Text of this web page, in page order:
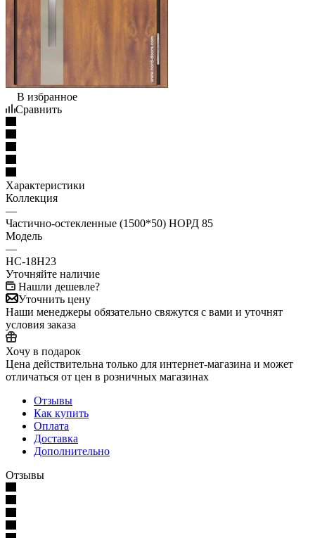
В избранное
Сравнить
Характеристики
Коллекция
—
Частично-остекленные (1500*50) НОРД 85
Модель
—
НС-18Н23
Уточняйте наличие
Нашли дешевле?
Уточнить цену
Наши менеджеры обязательно свяжутся с вами и уточнят
условия заказа
Хочу в подарок
Цена действительна только для интернет-магазина и может
отличаться от цен в розничных магазинах
Отзывы
Как купить
Оплата
Доставка
Дополнительно
Отзывы